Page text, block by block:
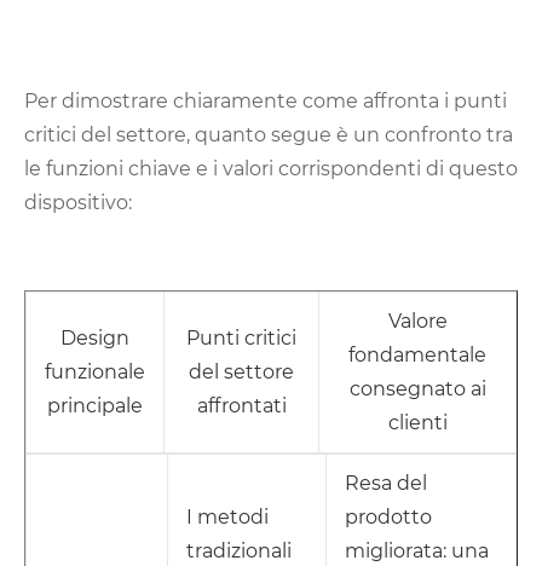
Per dimostrare chiaramente come affronta i punti
critici del settore, quanto segue è un confronto tra
le funzioni chiave e i valori corrispondenti di questo
dispositivo:
Design
funzionale
principale
Punti critici
del settore
affrontati
Valore
fondamentale
consegnato ai
clienti
I metodi
tradizionali
Resa del
prodotto
migliorata: una